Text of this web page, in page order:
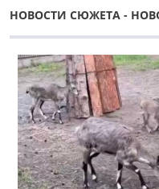
НОВОСТИ СЮЖЕТА -